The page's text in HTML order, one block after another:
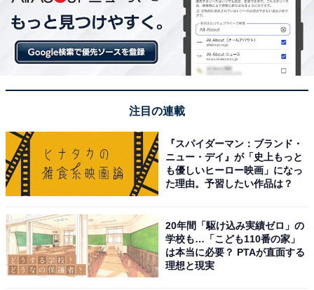
次ページ 12位までのランキング結果を見る
注目の連載
『スパイダーマン：ブランド・
ニュー・デイ』が「史上もっと
も優しいヒーロー映画」になっ
た理由。予習したい作品は？
20年間「駆け込み実績ゼロ」の
学校も…「こども110番の家」
は本当に必要？ PTAが直面する
理想と現実